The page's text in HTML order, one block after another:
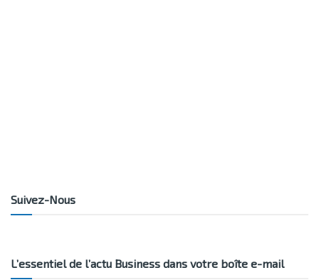
Suivez-Nous
L’essentiel de l’actu Business dans votre boîte e-mail